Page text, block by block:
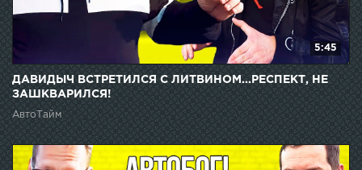
5:45
ДАВИДЫЧ ВСТРЕТИЛСЯ С ЛИТВИНОМ...РЕСПЕКТ, НЕ
ЗАШКВАРИЛСЯ!
АвтоТайм